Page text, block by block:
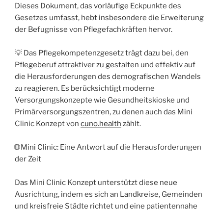
Dieses Dokument, das vorläufige Eckpunkte des
Gesetzes umfasst, hebt insbesondere die Erweiterung
der Befugnisse von Pflegefachkräften hervor.
💡 Das Pflegekompetenzgesetz trägt dazu bei, den
Pflegeberuf attraktiver zu gestalten und effektiv auf
die Herausforderungen des demografischen Wandels
zu reagieren. Es berücksichtigt moderne
Versorgungskonzepte wie Gesundheitskioske und
Primärversorgungszentren, zu denen auch das Mini
Clinic Konzept von cuno.health zählt.
🌐 Mini Clinic: Eine Antwort auf die Herausforderungen
der Zeit
Das Mini Clinic Konzept unterstützt diese neue
Ausrichtung, indem es sich an Landkreise, Gemeinden
und kreisfreie Städte richtet und eine patientennahe